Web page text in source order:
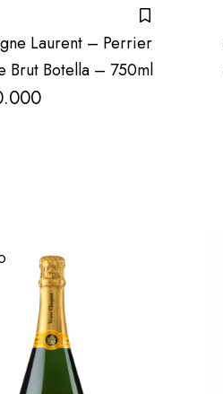
Laurent – Perrier
Brut Botella – 750ml